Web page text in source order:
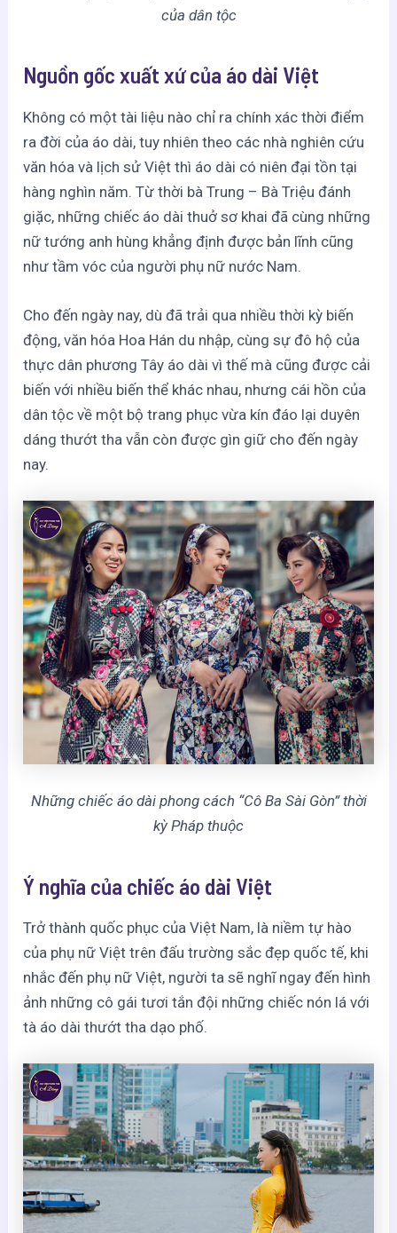
của dân tộc
Nguồn gốc xuất xứ của áo dài Việt
Không có một tài liệu nào chỉ ra chính xác thời điểm
ra đời của áo dài, tuy nhiên theo các nhà nghiên cứu
văn hóa và lịch sử Việt thì áo dài có niên đại tồn tại
hàng nghìn năm. Từ thời bà Trung – Bà Triệu đánh
giặc, những chiếc áo dài thuở sơ khai đã cùng những
nữ tướng anh hùng khẳng định được bản lĩnh cũng
như tầm vóc của người phụ nữ nước Nam.
Cho đến ngày nay, dù đã trải qua nhiều thời kỳ biến
động, văn hóa Hoa Hán du nhập, cùng sự đô hộ của
thực dân phương Tây áo dài vì thế mà cũng được cải
biến với nhiều biến thể khác nhau, nhưng cái hồn của
dân tộc về một bộ trang phục vừa kín đáo lại duyên
dáng thướt tha vẫn còn được gìn giữ cho đến ngày
nay.
Những chiếc áo dài phong cách “Cô Ba Sài Gòn” thời
kỳ Pháp thuộc
Ý nghĩa của chiếc áo dài Việt
Trở thành quốc phục của Việt Nam, là niềm tự hào
của phụ nữ Việt trên đấu trường sắc đẹp quốc tế, khi
nhắc đến phụ nữ Việt, người ta sẽ nghĩ ngay đến hình
ảnh những cô gái tươi tắn đội những chiếc nón lá với
tà áo dài thướt tha dạo phố.